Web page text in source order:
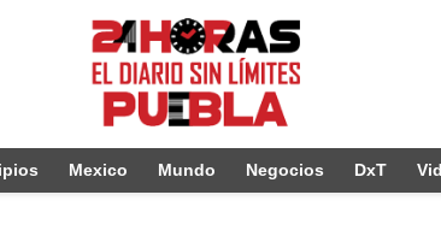
Mexico Mundo Negocios DxT